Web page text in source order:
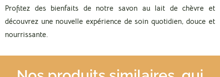
Profitez des bienfaits de notre savon au lait de chèvre et
découvrez une nouvelle expérience de soin quotidien, douce et
nourrissante.